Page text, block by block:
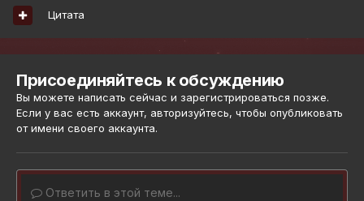
Цитата
Присоединяйтесь к обсуждению
Вы можете написать сейчас и зарегистрироваться позже.
Если у вас есть аккаунт, авторизуйтесь, чтобы опубликовать
от имени своего аккаунта.
Ответить в этой теме...